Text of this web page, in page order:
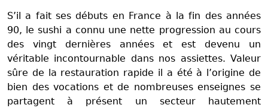
S’il a fait ses débuts en France à la fin des années
90, le sushi a connu une nette progression au cours
des vingt dernières années et est devenu un
véritable incontournable dans nos assiettes. Valeur
sûre de la restauration rapide il a été à l’origine de
bien des vocations et de nombreuses enseignes se
partagent à présent un secteur hautement